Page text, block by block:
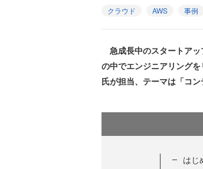
クラウド AWS 事例
急成長中のスタートアッ
の中でエンジニアリング
氏が担当、テーマは「コ
はじ